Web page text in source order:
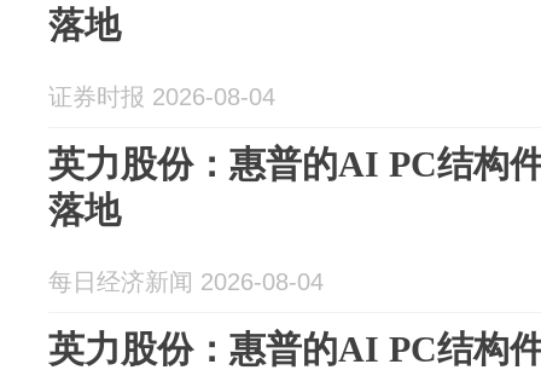
落地
证券时报 2026-08-04
英力股份：惠普的AI PC结构
落地
每日经济新闻 2026-08-04
英力股份：惠普的AI PC结构